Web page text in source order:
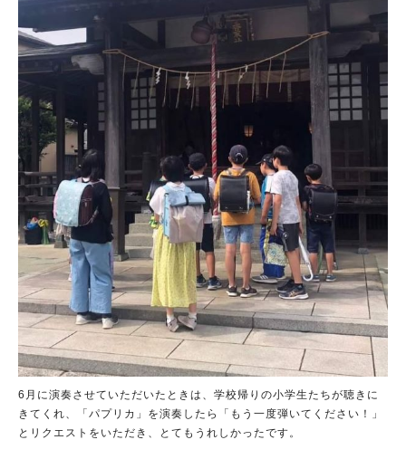
6月に演奏させていただいたときは、学校帰りの小学生たちが聴きに
きてくれ、「パプリカ」を演奏したら「もう一度弾いてください！」
とリクエストをいただき、とてもうれしかったです。